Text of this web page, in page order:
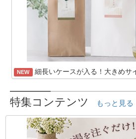
NEW 細長いケースが入る！大きめサ
特集コンテンツ もっと見る